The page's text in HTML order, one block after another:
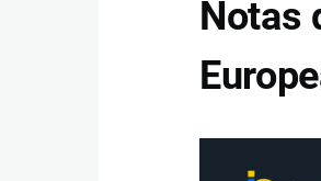
Notas